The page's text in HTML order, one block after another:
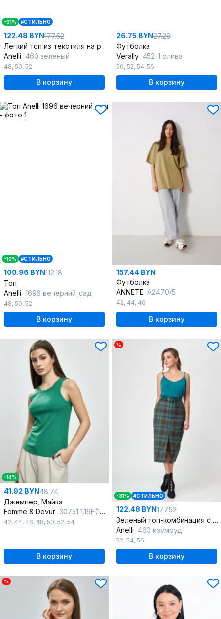
-31% #СТИЛЬНО
122.48 BYN177.52
Легкий топ из текстиля на регулируемых бретелях с цветочным принтом
Anelli 460 зеленый
48, 50, 52
В корзину
26.75 BYN27.29
Футболка
Verally 452-1 олива
50, 52, 54, 56
В корзину
-10% #СТИЛЬНО
100.96 BYN112.18
Топ
Anelli 1696 вечерний_сад
48, 50, 52
В корзину
157.44 BYN
Футболка
ANNETE A2470/5
42, 44, 46
В корзину
-14%
41.92 BYN48.74
Джемпер, Майка
Femme & Devur 30751 1.16F(170)
42, 44, 46, 48, 50, 52, 54
В корзину
%
-31% #СТИЛЬНО
122.48 BYN177.52
Зеленый топ-комбинация с регулирующими бретелями, полуприлегающего силуэта
Anelli 460 изумруд
52, 54, 56
В корзину
%